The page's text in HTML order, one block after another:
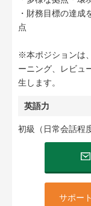
・財務目標の達成
点
※本ポジションは
ーニング、レビュ
生します。
英語力
初級（日常会話程
サポー